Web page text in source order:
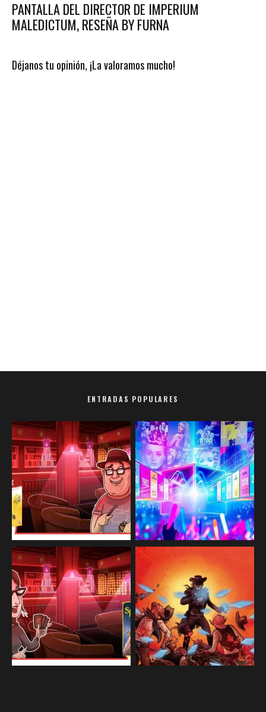
PANTALLA DEL DIRECTOR DE IMPERIUM
MALEDICTUM, RESEÑA BY FURNA
Déjanos tu opinión, ¡La valoramos mucho!
ENTRADAS POPULARES